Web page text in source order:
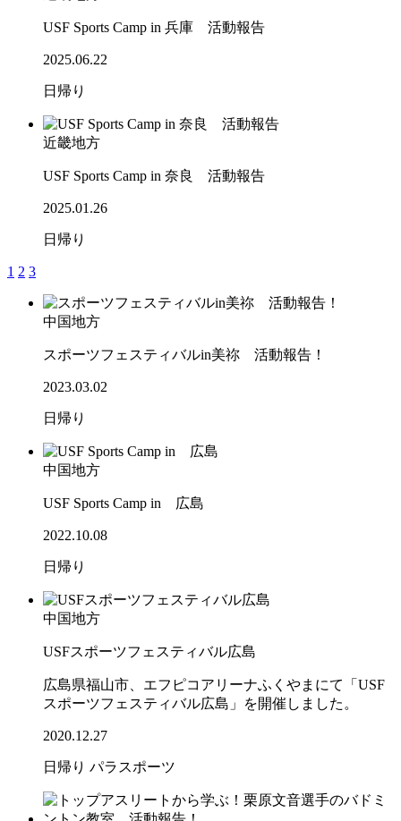
USF Sports Camp in 兵庫 活動報告
2025.06.22
日帰り
近畿地方
USF Sports Camp in 奈良 活動報告
2025.01.26
日帰り
1 2 3
中国地方
スポーツフェスティバルin美祢 活動報告！
2023.03.02
日帰り
中国地方
USF Sports Camp in 広島
2022.10.08
日帰り
中国地方
USFスポーツフェスティバル広島
広島県福山市、エフピコアリーナふくやまにて「USF
スポーツフェスティバル広島」を開催しました。
2020.12.27
日帰り パラスポーツ